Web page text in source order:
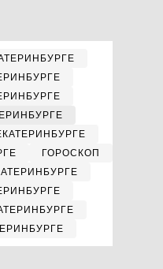
ГОРОСКОП